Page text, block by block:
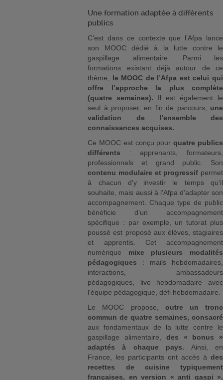
Une formation adaptée à différents
publics
C’est dans ce contexte que l’Afpa lance
son MOOC dédié à la lutte contre le
gaspillage alimentaire. Parmi les
formations existant déjà autour de ce
thème,
le MOOC de l’Afpa est celui qui
offre l’approche la plus complète
(quatre semaines). Il est également le
seul à proposer, en fin de parcours, une
validation de l’ensemble des
connaissances acquises.
Ce MOOC est conçu pourquatre publics
différents : apprenants, formateurs,
professionnels et grand public. Son
contenu modulaire et progressif permet
à chacun d'y investir le temps qu'il
souhaite, mais aussi à l'Afpa d'adapter son
accompagnement. Chaque type de public
bénéficie d’un accompagnement
spécifique : par exemple, un tutorat plus
poussé est proposé aux élèves, stagiaires
et apprentis. Cet accompagnement
numérique mixe plusieurs modalités
pédagogiques : mails hebdomadaires,
interactions, ambassadeurs
pédagogiques, live hebdomadaire avec
l'équipe pédagogique, défi hebdomadaire.
Le MOOC propose, outre un tronc
commun de quatre semaines, consacré
aux fondamentaux de la lutte contre le
gaspillage alimentaire, des « bonus »
adaptés à chaque pays. Ainsi, en
France, les participants ont accès à des
recettes de cuisine typiquement
françaises, en version « anti gaspi »,